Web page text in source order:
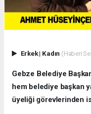
Erkek| Kadın (Haberi
Gebze Belediye
hem belediye başkan
üyeliği görevlerinden